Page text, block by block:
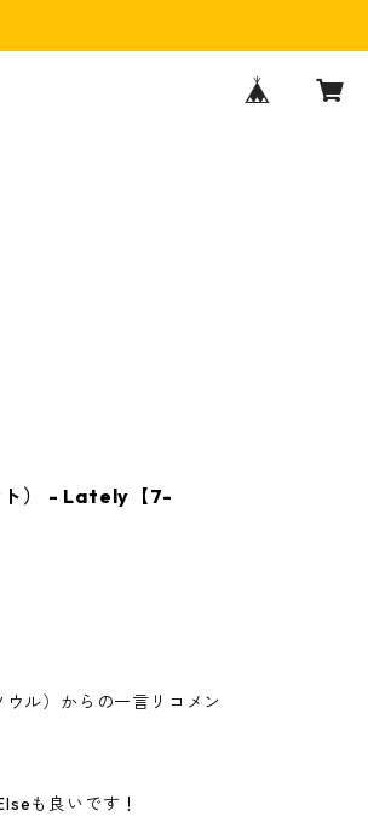
ト） - Lately【7-
ル）からの一言リコメン
も良いです！